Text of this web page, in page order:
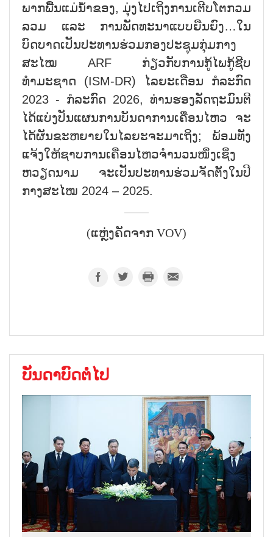
ພາກພື້ນແມ່ນ້ຳຂອງ, ມຸ່ງໄປເຖິງການເຕີບໂຕກວມ
ລວມ ແລະ ການພັດທະນາແບບຍືນຍົງ…ໃນ
ບົດບາດເປັນປະທານຮ່ວມກອງປະຊຸມກຸ່ມກາງ
ສະໄໝ ARF ກ່ຽວກັບການກູ້ໄພກູ້ຊີບ
ທຳມະຊາດ (ISM-DR) ໄລຍະເດືອນ ກໍລະກົດ
2023 - ກໍລະກົດ 2026, ທ່ານຮອງລັດຖະມົນຕີ
ໄດ້ແບ່ງປັນແຜນການບັນດາການເຄື່ອນໄຫວ ຈະ
ໄດ້ຜັນຂະຫຍາຍໃນໄລຍະຈະມາເຖິງ; ພ້ອມທັງ
ແຈ້ງໃຫ້ຊາບການເຄື່ອນໄຫວຈຳນວນໜຶ່ງເຊິ່ງ
ຫວຽດນາມ ຈະເປັນປະທານຮ່ວມຈັດຕັ້ງໃນປີ
ກາງສະໄໝ 2024 – 2025.
(ແຫຼ່ງຄັດຈາກ VOV)
ບັນດາບົດຕໍ່ໄປ